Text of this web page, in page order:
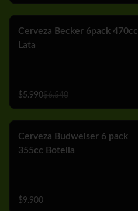
Cerveza Becker 6pack 470cc
Lata
$5.990$6.540
Cerveza Budweiser 6 pack
355cc Botella
$9.900